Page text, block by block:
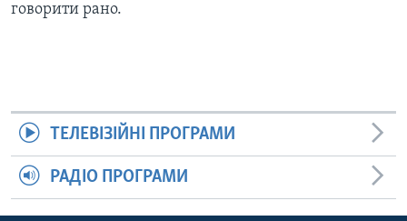
говорити рано.
ТЕЛЕВІЗІЙНІ ПРОГРАМИ
РАДІО ПРОГРАМИ